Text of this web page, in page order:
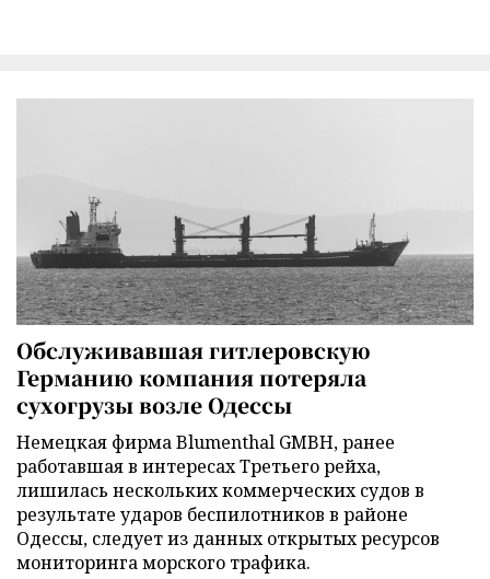
Обслуживавшая гитлеровскую
Германию компания потеряла
сухогрузы возле Одессы
Немецкая фирма Blumenthal GMBH, ранее
работавшая в интересах Третьего рейха,
лишилась нескольких коммерческих судов в
результате ударов беспилотников в районе
Одессы, следует из данных открытых ресурсов
мониторинга морского трафика.